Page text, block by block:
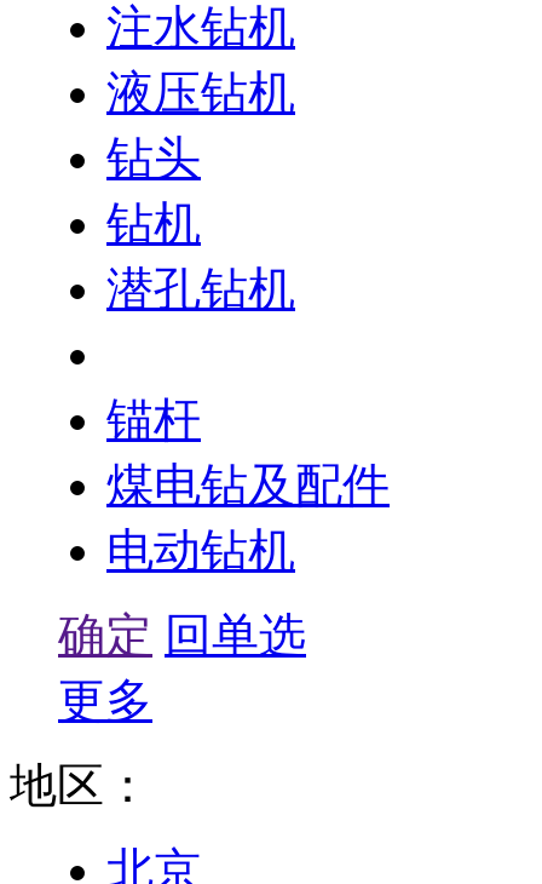
注水钻机
液压钻机
钻头
钻机
潜孔钻机
锚杆
煤电钻及配件
电动钻机
确定 回单选
更多
地区：
北京